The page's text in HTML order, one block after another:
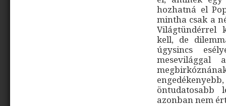
hozhatná el
mintha csak a
Világtündérrel
kell, de
úgysincs
mesevilággal
öntudatosabb
azonban nem